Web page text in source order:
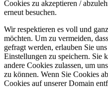
Cookies zu akzeptieren /
erneut besuchen.
Wir respektieren es voll und
möchten. Um zu vermeiden,
gefragt werden, erlauben Sie
Einstellungen zu speichern. Sie
andere Cookies zulassen, um
zu können. Wenn Sie Cookies
Cookies auf unserer Domain